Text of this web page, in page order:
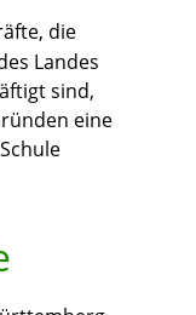
die
Landes
sind,
eine